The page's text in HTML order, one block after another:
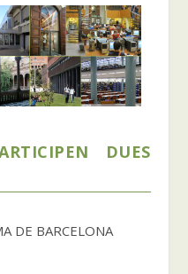
DUES
DE BARCELONA